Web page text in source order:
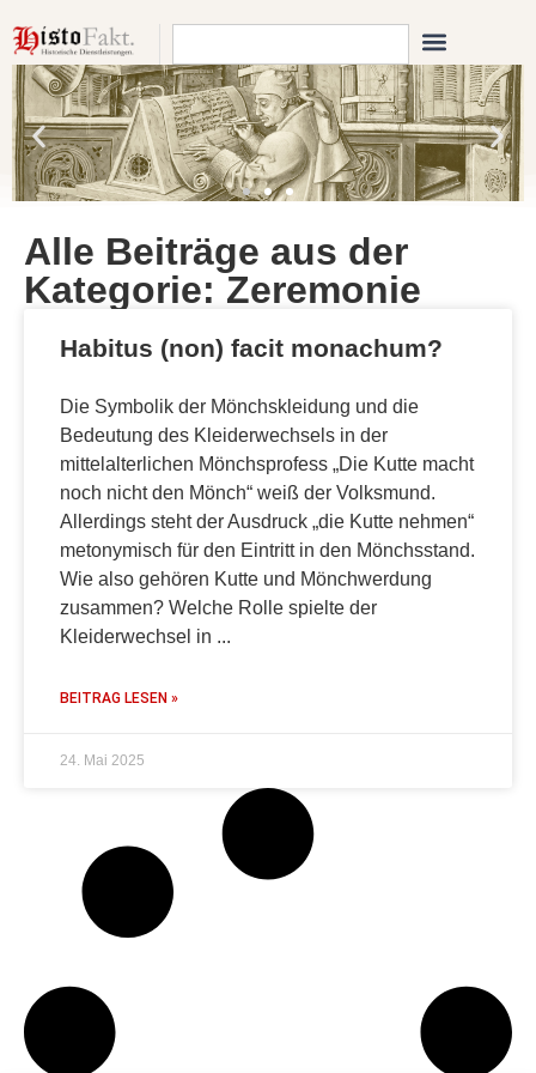
Alle Beiträge aus der
Kategorie: Zeremonie
Habitus (non) facit monachum?
Die Symbolik der Mönchskleidung und die
Bedeutung des Kleiderwechsels in der
mittelalterlichen Mönchsprofess „Die Kutte macht
noch nicht den Mönch“ weiß der Volksmund.
Allerdings steht der Ausdruck „die Kutte nehmen“
metonymisch für den Eintritt in den Mönchsstand.
Wie also gehören Kutte und Mönchwerdung
zusammen? Welche Rolle spielte der
Kleiderwechsel in
BEITRAG LESEN »
24. Mai 2025